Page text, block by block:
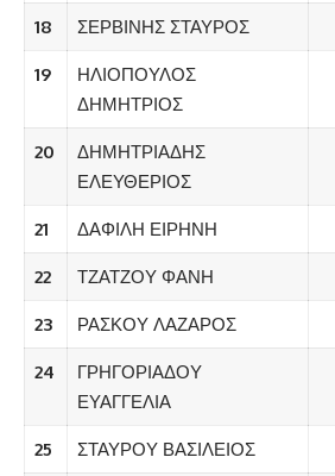
18 ΣΕΡΒΙΝΗΣ ΣΤΑΥΡΟΣ
19
ΗΛΙΟΠΟΥΛΟΣ
ΔΗΜΗΤΡΙΟΣ
20
ΔΗΜΗΤΡΙΑΔΗΣ
ΕΛΕΥΘΕΡΙΟΣ
21 ΔΑΦΙΛΗ ΕΙΡΗΝΗ
22 ΤΖΑΤΖΟΥ ΦΑΝΗ
23 ΡΑΣΚΟΥ ΛΑΖΑΡΟΣ
24
ΓΡΗΓΟΡΙΑΔΟΥ
ΕΥΑΓΓΕΛΙΑ
25 ΣΤΑΥΡΟΥ ΒΑΣΙΛΕΙΟΣ